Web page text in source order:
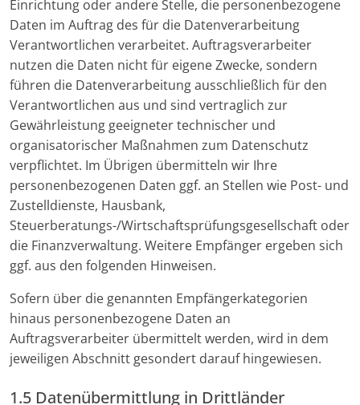
Einrichtung oder andere Stelle, die personenbezogene
Daten im Auftrag des für die Datenverarbeitung
Verantwortlichen verarbeitet. Auftragsverarbeiter
nutzen die Daten nicht für eigene Zwecke, sondern
führen die Datenverarbeitung ausschließlich für den
Verantwortlichen aus und sind vertraglich zur
Gewährleistung geeigneter technischer und
organisatorischer Maßnahmen zum Datenschutz
verpflichtet. Im Übrigen übermitteln wir Ihre
personenbezogenen Daten ggf. an Stellen wie Post- und
Zustelldienste, Hausbank,
Steuerberatungs-/Wirtschaftsprüfungs­gesellschaft oder
die Finanzverwaltung. Weitere Empfänger ergeben sich
ggf. aus den folgenden Hinweisen.
Sofern über die genannten Empfängerkategorien
hinaus personenbezogene Daten an
Auftragsverarbeiter übermittelt werden, wird in dem
jeweiligen Abschnitt gesondert darauf hingewiesen.
1.5 Datenübermittlung in Drittländer